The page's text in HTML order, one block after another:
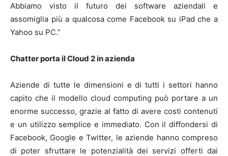
Abbiamo visto il futuro dei software aziendali e
assomiglia più a qualcosa come Facebook su iPad che a
Yahoo su PC.”
Chatter porta il Cloud 2 in azienda
Aziende di tutte le dimensioni e di tutti i settori hanno
capito che il modello cloud computing può portare a un
enorme successo, grazie al fatto di avere costi contenuti
e un utilizzo semplice e immediato. Con il diffondersi di
Facebook, Google e Twitter, le aziende hanno compreso
di poter sfruttare le potenzialità dei servizi offerti dai